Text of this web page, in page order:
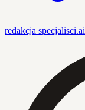
redakcja specjalisci.ai